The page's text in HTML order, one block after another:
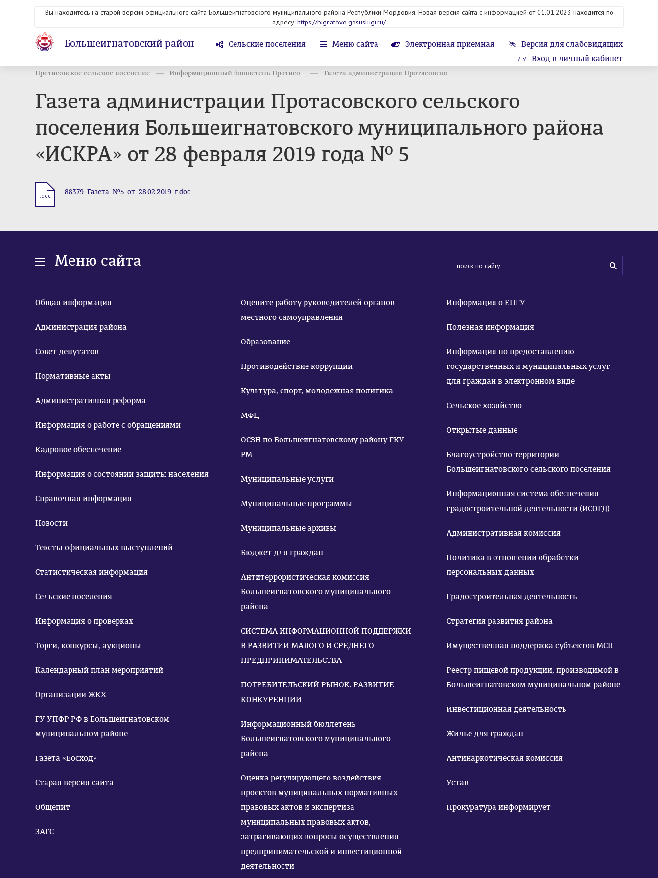
Вы находитесь на старой версии официального сайта Большеигнатовского муниципального района Республики Мордовия. Новая версия сайта с информацией от 01.01.2023 находится по
адресу: https://bignatovo.gosuslugi.ru/
Большеигнатовский район Сельские поселения Меню сайта Электронная приемная
Версия для слабовидящих
Вход в личный кабинет
Протасовское сельское поселение Информационный бюллетень Протасо... Газета администрации Протасовско...
Газета администрации Протасовского сельского
поселения Большеигнатовского муниципального района
«ИСКРА» от 28 февраля 2019 года № 5
.doc 88379_Газета_№5_от_28.02.2019_г.doc
Меню сайта
Общая информация
Администрация района
Совет депутатов
Нормативные акты
Административная реформа
Информация о работе с обращениями
Кадровое обеспечение
Информация о состоянии защиты населения
Справочная информация
Новости
Тексты официальных выступлений
Статистическая информация
Сельские поселения
Информация о проверках
Торги, конкурсы, аукционы
Календарный план мероприятий
Организации ЖКХ
ГУ УПФР РФ в Большеигнатовском
муниципальном районе
Газета «Восход»
Старая версия сайта
Общепит
ЗАГС
Оцените работу руководителей органов
местного самоуправления
Образование
Противодействие коррупции
Культура, спорт, молодежная политика
МФЦ
ОСЗН по Большеигнатовскому району ГКУ
РМ
Муниципальные услуги
Муниципальные программы
Муниципальные архивы
Бюджет для граждан
Антитеррористическая комиссия
Большеигнатовского муниципального
района
СИСТЕМА ИНФОРМАЦИОННОЙ ПОДДЕРЖКИ
В РАЗВИТИИ МАЛОГО И СРЕДНЕГО
ПРЕДПРИНИМАТЕЛЬСТВА
ПОТРЕБИТЕЛЬСКИЙ РЫНОК. РАЗВИТИЕ
КОНКУРЕНЦИИ
Информационный бюллетень
Большеигнатовского муниципального
района
Оценка регулирующего воздействия
проектов муниципальных нормативных
правовых актов и экспертиза
муниципальных правовых актов,
затрагивающих вопросы осуществления
предпринимательской и инвестиционной
деятельности
Информация о ЕПГУ
Полезная информация
Информация по предоставлению
государственных и муниципальных услуг
для граждан в электронном виде
Сельское хозяйство
Открытые данные
Благоустройство территории
Большеигнатовского сельского поселения
Информационная система обеспечения
градостроительной деятельности (ИСОГД)
Административная комиссия
Политика в отношении обработки
персональных данных
Градостроительная деятельность
Стратегия развития района
Имущественная поддержка субъектов МСП
Реестр пищевой продукции, производимой в
Большеигнатовском муниципальном районе
Инвестиционная деятельность
Жилье для граждан
Антинаркотическая комиссия
Устав
Прокуратура информирует